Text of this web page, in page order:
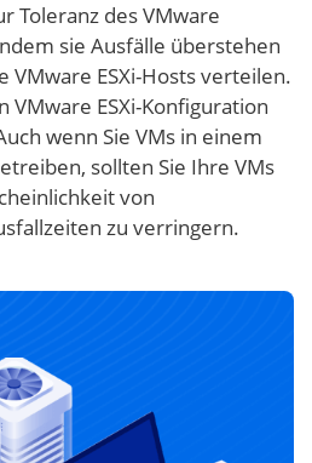
Toleranz des VMware
sie Ausfälle überstehen
VMware ESXi-Hosts verteilen.
VMware ESXi-Konfiguration
wenn Sie VMs in einem
sollten Sie Ihre VMs
von
zu verringern.